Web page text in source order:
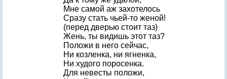
Мне самой аж захотелось
Сразу стать чьей-то женой!
(перед дверью стоит таз)
Жень, ты видишь этот таз?
Положи в него сейчас,
Ни козленка, ни ягненка,
Ни худого поросенка.
Для невесты положи,